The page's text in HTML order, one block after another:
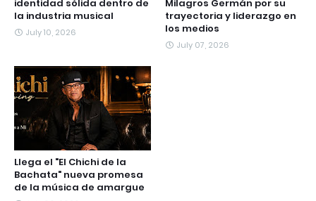
identidad sólida dentro de
la industria musical
July 10, 2026
Milagros Germán por su
trayectoria y liderazgo en
los medios
July 07, 2026
Llega el "El Chichi de la
Bachata" nueva promesa
de la música de amargue